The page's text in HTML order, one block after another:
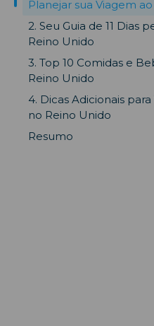
Planejar sua Viagem
Unido
2. Seu Guia de 11 Dias
Reino Unido
3. Top 10 Comidas e
Reino Unido
4. Dicas Adicionais para
no Reino Unido
Resumo